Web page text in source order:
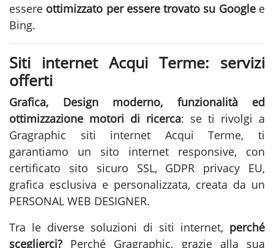
essere ottimizzato per essere trovato su Googlee
Bing.
Siti internet Acqui Terme: servizi
offerti
Grafica, Design moderno, funzionalità ed
ottimizzazione motori di ricerca: se ti rivolgi a
Gragraphic siti internet Acqui Terme, ti
garantiamo un sito internet responsive, con
certificato sito sicuro SSL, GDPR privacy EU,
grafica esclusiva e personalizzata, creata da un
PERSONAL WEB DESIGNER.
Tra le diverse soluzioni di siti internet, perché
sceglierci? Perché Gragraphic, grazie alla sua